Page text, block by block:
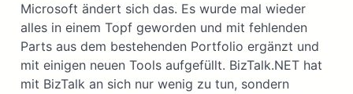
Microsoft ändert sich das. Es wurde mal wieder
alles in einem Topf geworden und mit fehlenden
Parts aus dem bestehenden Portfolio ergänzt und
mit einigen neuen Tools aufgefüllt. BizTalk.NET hat
mit BizTalk an sich nur wenig zu tun, sondern